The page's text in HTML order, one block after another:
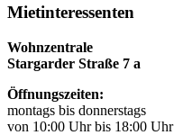
Mietinteressenten
Wohnzentrale
Stargarder Straße 7 a
Öffnungszeiten:
montags bis donnerstags
von 10:00 Uhr bis 18:00 Uhr